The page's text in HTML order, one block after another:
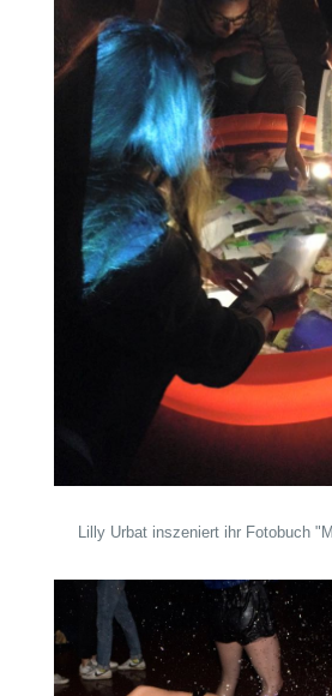
Lilly Urbat inszeniert ihr Fotobuch